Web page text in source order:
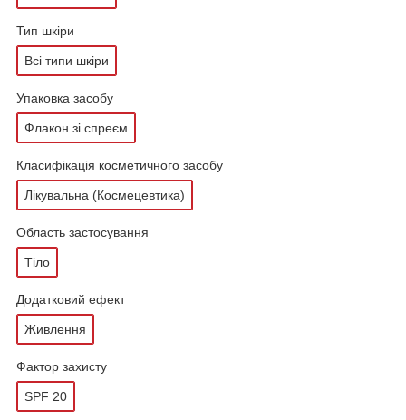
Тип шкіри
Всі типи шкіри
Упаковка засобу
Флакон зі спреєм
Класифікація косметичного засобу
Лікувальна (Космецевтика)
Область застосування
Тіло
Додатковий ефект
Живлення
Фактор захисту
SPF 20